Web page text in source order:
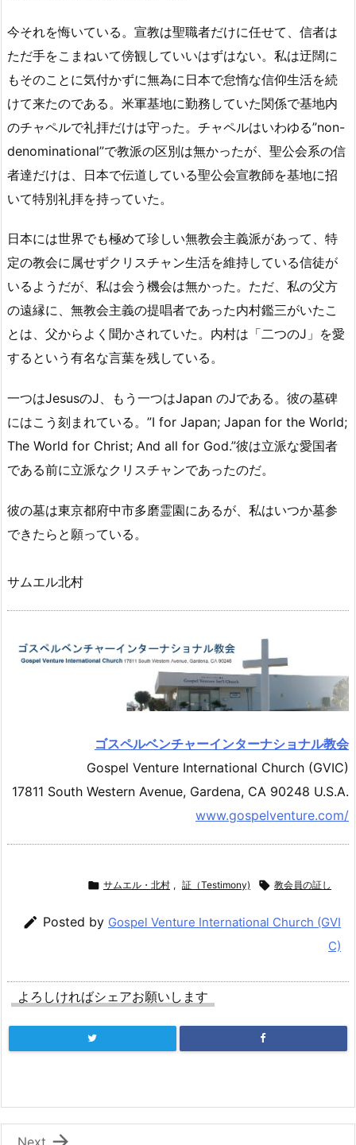
今それを悔いている。宣教は聖職者だけに任せて、信者は
ただ手をこまねいて傍観していいはずはない。私は迂闊に
もそのことに気付かずに無為に日本で怠惰な信仰生活を続
けて来たのである。米軍基地に勤務していた関係で基地内
のチャペルで礼拝だけは守った。チャペルはいわゆる”non-
denominational”で教派の区別は無かったが、聖公会系の信
者達だけは、日本で伝道している聖公会宣教師を基地に招
いて特別礼拝を持っていた。
日本には世界でも極めて珍しい無教会主義派があって、特
定の教会に属せずクリスチャン生活を維持している信徒が
いるようだが、私は会う機会は無かった。ただ、私の父方
の遠縁に、無教会主義の提唱者であった内村鑑三がいたこ
とは、父からよく聞かされていた。内村は「二つのJ」を愛
するという有名な言葉を残している。
一つはJesusのJ、もう一つはJapan のJである。彼の墓碑
にはこう刻まれている。”I for Japan; Japan for the World;
The World for Christ; And all for God.”彼は立派な愛国者
である前に立派なクリスチャンであったのだ。
彼の墓は東京都府中市多磨霊園にあるが、私はいつか墓参
できたらと願っている。
サムエル北村
ゴスペルベンチャーインターナショナル教会
Gospel Venture International Church (GVIC)
17811 South Western Avenue, Gardena, CA 90248 U.S.A.
www.gospelventure.com/
 サムエル・北村 , 証（Testimony)  教会員の証し
 Posted by Gospel Venture International Church (GVI
C)
よろしければシェアお願いします
Next